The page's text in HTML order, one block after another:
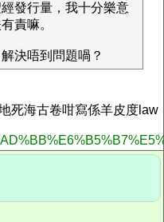
發行量，我十分樂意
責嘛。
決唔到問題喎？
死海古卷咁寫係羊皮度law